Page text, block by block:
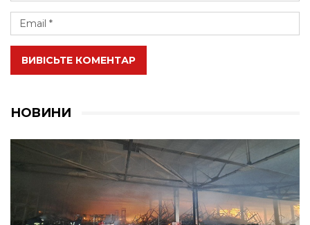
ВИВІСЬТЕ КОМЕНТАР
НОВИНИ